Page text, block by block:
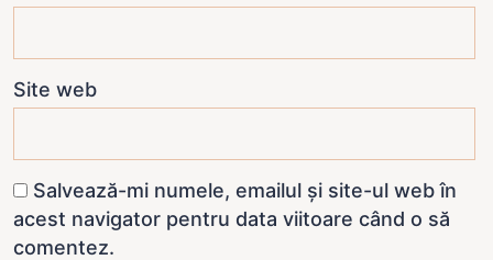
Site web
Salvează-mi numele, emailul și site-ul web în
acest navigator pentru data viitoare când o să
comentez.